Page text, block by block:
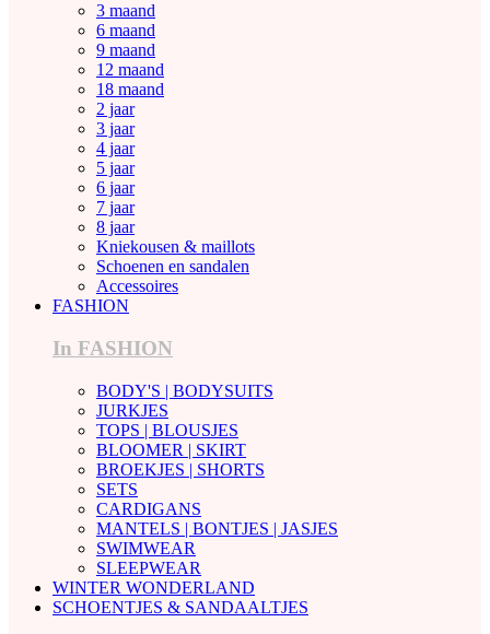
3 maand
6 maand
9 maand
12 maand
18 maand
2 jaar
3 jaar
4 jaar
5 jaar
6 jaar
7 jaar
8 jaar
Kniekousen & maillots
Schoenen en sandalen
Accessoires
FASHION
In FASHION
BODY'S | BODYSUITS
JURKJES
TOPS | BLOUSJES
BLOOMER | SKIRT
BROEKJES | SHORTS
SETS
CARDIGANS
MANTELS | BONTJES | JASJES
SWIMWEAR
SLEEPWEAR
WINTER WONDERLAND
SCHOENTJES & SANDAALTJES